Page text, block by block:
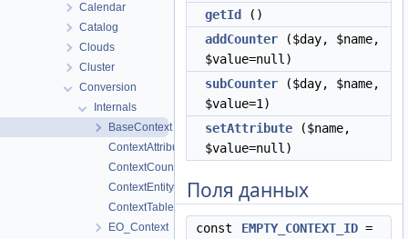
Calendar
Catalog
Clouds
Cluster
Conversion
Internals
BaseContext
ContextAttributeTable
ContextCounterDayTable
ContextEntityItemTable
ContextTable
EO_Context
getId
()
addCounter ($day, $name,
$value=null)
subCounter ($day, $name,
$value=1)
setAttribute ($name,
$value=null)
Поля данных
const EMPTY_CONTEXT_ID =